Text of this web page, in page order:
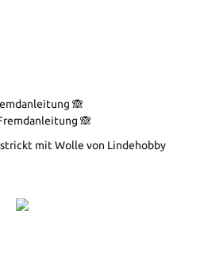
🙈
mit Wolle von Lindehobby